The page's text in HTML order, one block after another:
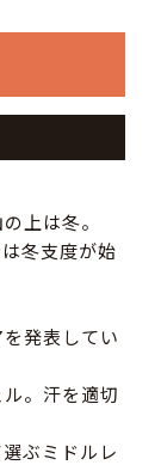
上は冬。
冬支度が始
発表してい
。汗を適切
ぶミドルレ